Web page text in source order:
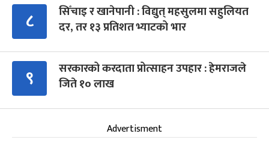
८
सिँचाइ र खानेपानी : विद्युत् महसुलमा सहुलियत
दर, तर १३ प्रतिशत भ्याटको भार
९
सरकारको करदाता प्रोत्साहन उपहार : हेमराजले
जिते १० लाख
Advertisment